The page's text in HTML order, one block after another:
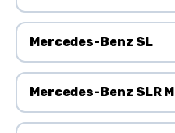
Mercedes-Benz SL
Mercedes-Benz SLR